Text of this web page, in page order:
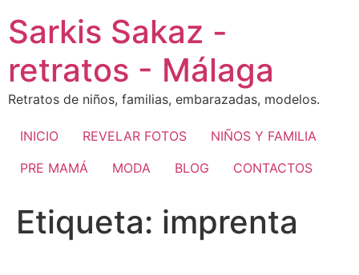
contenido
Sarkis Sakaz -
retratos - Málaga
Retratos de niños, familias, embarazadas, modelos.
INICIO REVELAR FOTOS
NIÑOS Y FAMILIA
PRE MAMÁ
MODA BLOG CONTACTOS
Etiqueta: imprenta